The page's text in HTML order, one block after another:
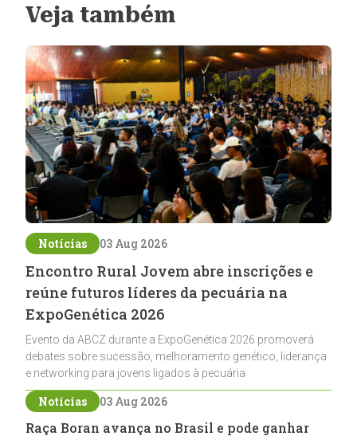
Veja também
Notícias 03 Aug 2026
Encontro Rural Jovem abre inscrições e
reúne futuros líderes da pecuária na
ExpoGenética 2026
Evento da ABCZ durante a ExpoGenética 2026 promoverá
debates sobre sucessão, melhoramento genético, liderança
e networking para jovens ligados à pecuária
Notícias 03 Aug 2026
Raça Boran avança no Brasil e pode ganhar